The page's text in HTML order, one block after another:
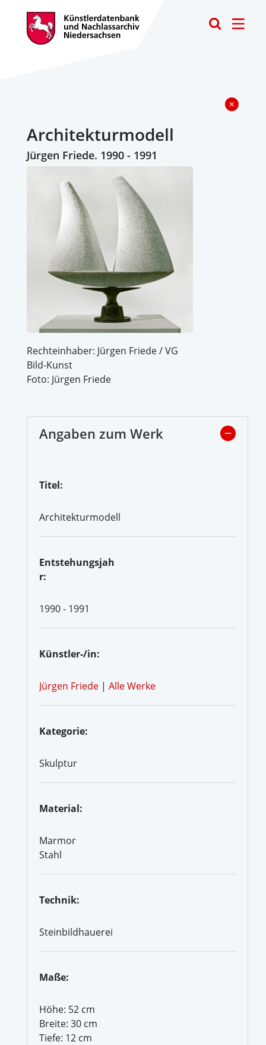
Architekturmodell
Jürgen Friede. 1990 - 1991
Rechteinhaber: Jürgen Friede / VG
Bild-Kunst
Foto: Jürgen Friede
Angaben zum Werk
Titel:
Architekturmodell
Entstehungsjah
r:
1990 - 1991
Künstler-/in:
Jürgen Friede | Alle Werke
Kategorie:
Skulptur
Material:
Marmor
Stahl
Technik:
Steinbildhauerei
Maße:
Höhe: 52 cm
Breite: 30 cm
Tiefe: 12 cm